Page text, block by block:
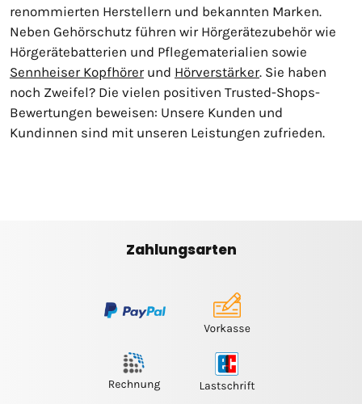
renommierten Herstellern und bekannten Marken.
Neben Gehörschutz führen wir Hörgerätezubehör wie
Hörgerätebatterien und Pflegematerialien sowie
Sennheiser Kopfhörerund Hörverstärker. Sie haben
noch Zweifel? Die vielen positiven Trusted-Shops-
Bewertungen beweisen: Unsere Kunden und
Kundinnen sind mit unseren Leistungen zufrieden.
Zahlungsarten